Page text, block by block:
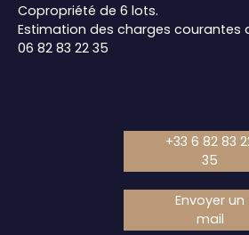
Copropriété de 6 lots.
Estimation des charges courantes
06 82 83 22 35
+33 6 82 83
35
Envoyer un
mail